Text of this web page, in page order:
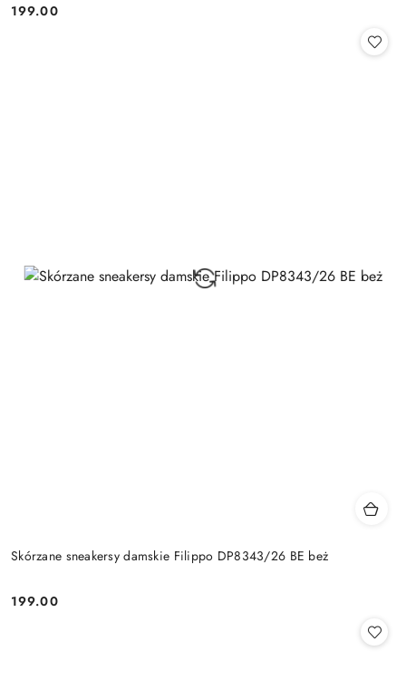
Cena:
199.00
Skórzane sneakersy damskie Filippo DP8343/26 BE beż
Cena:
199.00